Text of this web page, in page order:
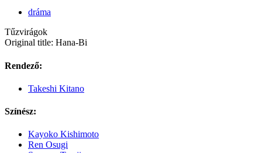
dráma
Tűzvirágok
Original title: Hana-Bi
Rendező:
Takeshi Kitano
Színész:
Kayoko Kishimoto
Ren Osugi